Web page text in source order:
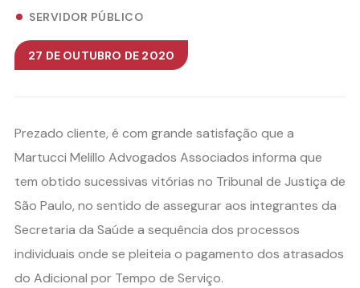
SERVIDOR PÚBLICO
27 DE OUTUBRO DE 2020
Prezado cliente, é com grande satisfação que a
Martucci Melillo Advogados Associados informa que
tem obtido sucessivas vitórias no Tribunal de Justiça de
São Paulo, no sentido de assegurar aos integrantes da
Secretaria da Saúde a sequência dos processos
individuais onde se pleiteia o pagamento dos atrasados
do Adicional por Tempo de Serviço.